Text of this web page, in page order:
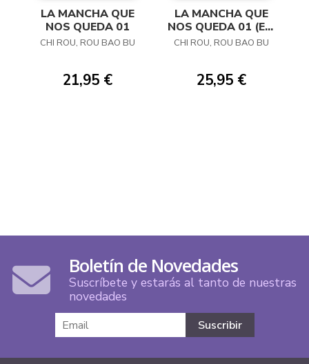
LA MANCHA QUE
NOS QUEDA 01
CHI ROU, ROU BAO BU
21,95 €
LA MANCHA QUE
NOS QUEDA 01 (ED.
ESPECIAL)
CHI ROU, ROU BAO BU
25,95 €
Boletín de Novedades
Suscríbete y estarás al tanto de nuestras
novedades